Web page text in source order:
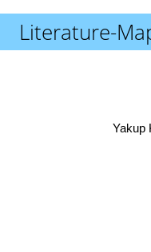
Literature-
Yakup